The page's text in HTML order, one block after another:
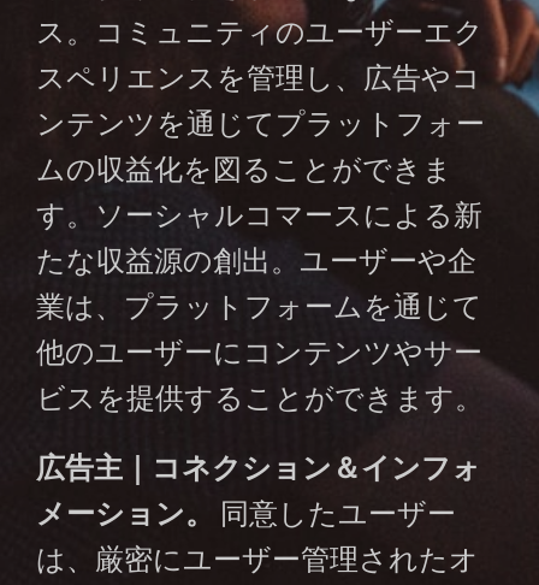
ス。コミュニティのユーザーエク
スペリエンスを管理し、広告やコ
ンテンツを通じてプラットフォー
ムの収益化を図ることができま
す。ソーシャルコマースによる新
たな収益源の創出。ユーザーや企
業は、プラットフォームを通じて
他のユーザーにコンテンツやサー
ビスを提供することができます。
広告主｜コネクション＆インフォ
メーション。
同意したユーザー
は、厳密にユーザー管理されたオ